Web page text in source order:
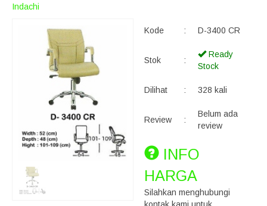
Indachi
Kode : D-3400 CR
Stok :
Ready
Stock
Dilihat : 328 kali
Review :
Belum ada
review
INFO
HARGA
Silahkan menghubungi